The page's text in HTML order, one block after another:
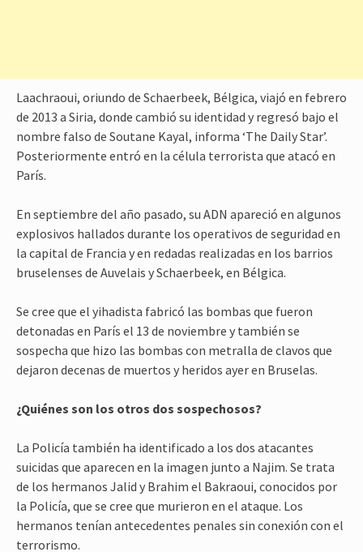
Laachraoui, oriundo de Schaerbeek, Bélgica, viajó en febrero
de 2013 a Siria, donde cambió su identidad y regresó bajo el
nombre falso de Soutane Kayal, informa ‘The Daily Star’.
Posteriormente entró en la célula terrorista que atacó en
París.
En septiembre del año pasado, su ADN apareció en algunos
explosivos hallados durante los operativos de seguridad en
la capital de Francia y en redadas realizadas en los barrios
bruselenses de Auvelais y Schaerbeek, en Bélgica.
Se cree que el yihadista fabricó las bombas que fueron
detonadas en París el 13 de noviembre y también se
sospecha que hizo las bombas con metralla de clavos que
dejaron decenas de muertos y heridos ayer en Bruselas.
¿Quiénes son los otros dos sospechosos?
La Policía también ha identificado a los dos atacantes
suicidas que aparecen en la imagen junto a Najim. Se trata
de los hermanos Jalid y Brahim el Bakraoui, conocidos por
la Policía, que se cree que murieron en el ataque. Los
hermanos tenían antecedentes penales sin conexión con el
terrorismo.